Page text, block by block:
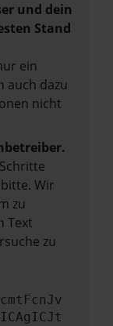
und dein
Stand
ein
auch dazu
nicht
Wir
zu
Text
zu